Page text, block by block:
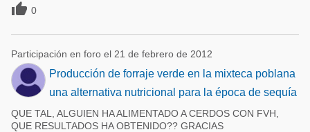
 0
Participación en foro el 21 de febrero de 2012
Producción de forraje verde en la mixteca poblana
una alternativa nutricional para la época de sequía
QUE TAL, ALGUIEN HA ALIMENTADO A CERDOS CON FVH,
QUE RESULTADOS HA OBTENIDO?? GRACIAS